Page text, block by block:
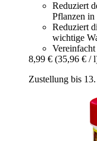
Reduziert
Pflanzen in
Reduziert
wichtige
8,99 € (35,96 € /
Zustellung bis